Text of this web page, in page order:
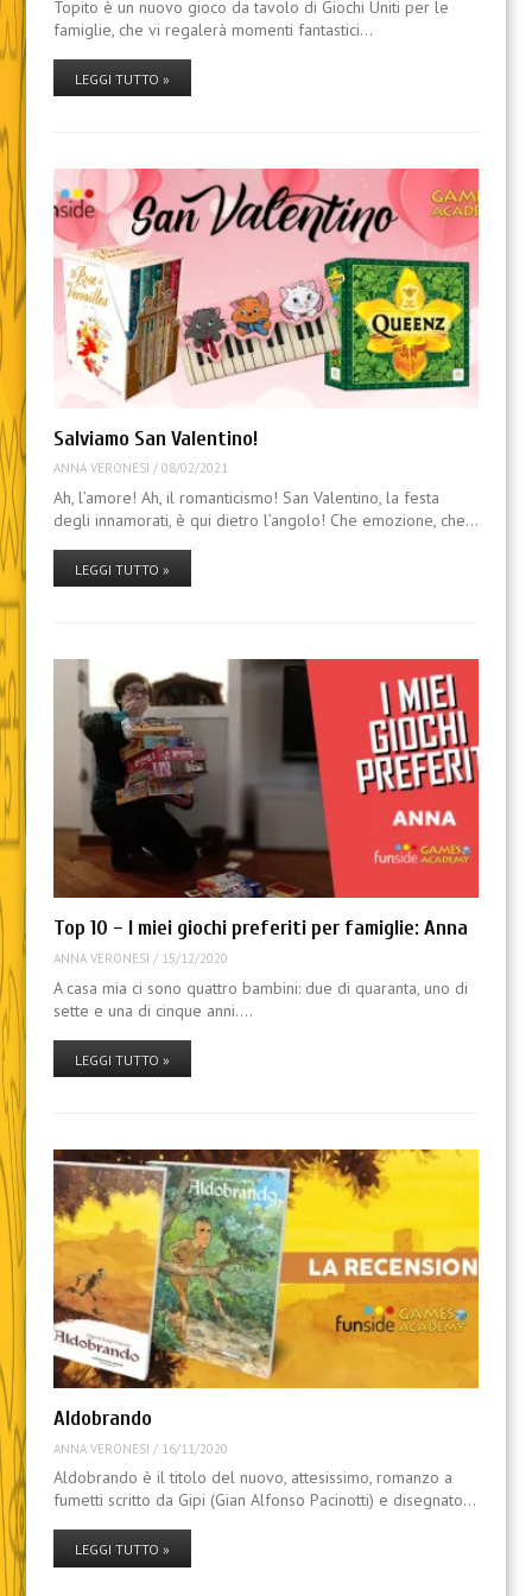
Topito è un nuovo gioco da tavolo di Giochi Uniti per le
famiglie, che vi regalerà momenti fantastici…
LEGGI TUTTO »
Salviamo San Valentino!
ANNA VERONESI / 08/02/2021
Ah, l’amore! Ah, il romanticismo! San Valentino, la festa
degli innamorati, è qui dietro l’angolo! Che emozione, che…
LEGGI TUTTO »
Top 10 – I miei giochi preferiti per famiglie: Anna
ANNA VERONESI / 15/12/2020
A casa mia ci sono quattro bambini: due di quaranta, uno di
sette e una di cinque anni.…
LEGGI TUTTO »
Aldobrando
ANNA VERONESI / 16/11/2020
Aldobrando è il titolo del nuovo, attesissimo, romanzo a
fumetti scritto da Gipi (Gian Alfonso Pacinotti) e disegnato…
LEGGI TUTTO »